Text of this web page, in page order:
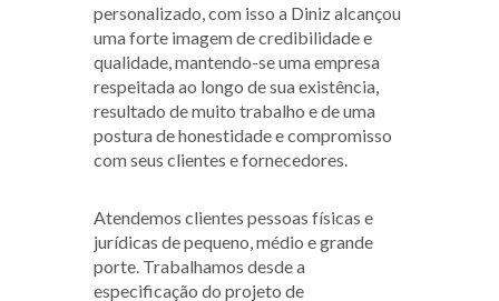
personalizado, com isso a Diniz alcançou
uma forte imagem de credibilidade e
qualidade, mantendo-se uma empresa
respeitada ao longo de sua existência,
resultado de muito trabalho e de uma
postura de honestidade e compromisso
com seus clientes e fornecedores.
Atendemos clientes pessoas físicas e
jurídicas de pequeno, médio e grande
porte. Trabalhamos desde a
especificação do projeto de